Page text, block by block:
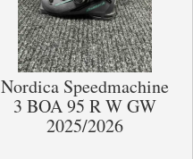
Nordica Speedmachine
3 BOA 95 R W GW
2025/2026